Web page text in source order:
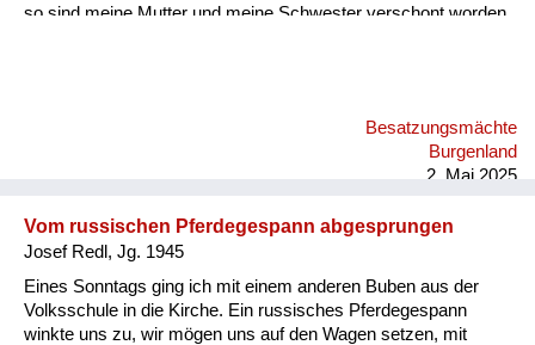
so sind meine Mutter und meine Schwester verschont worden.
Besatzungsmächte
Burgenland
2. Mai 2025
Vom russischen Pferdegespann abgesprungen
Josef Redl, Jg. 1945
Eines Sonntags ging ich mit einem anderen Buben aus der
Volksschule in die Kirche. Ein russisches Pferdegespann
winkte uns zu, wir mögen uns auf den Wagen setzen, mit